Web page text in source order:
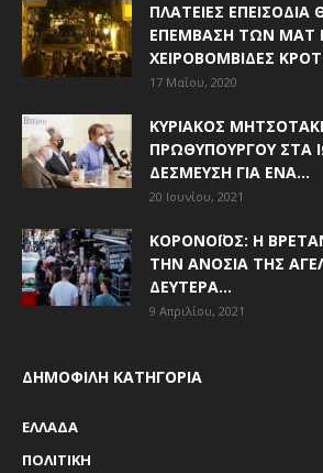
ΠΛΑΤΕΊΕΣ ΕΠΕΙΣΌΔΙΑ
ΕΠΈΜΒΑΣΗ ΤΩΝ ΜΑΤ
ΧΕΙΡΟΒΟΜΒΊΔΕΣ
17 Μαΐου, 2020
ΚΥΡΙΆΚΟΣ
ΠΡΩΘΥΠΟΥΡΓΟΎ ΣΤΑ
ΔΈΣΜΕΥΣΗ ΓΙΑ ΈΝΑ...
20 Ιουνίου, 2021
ΚΟΡΟΝΟΪΌΣ: Η
ΤΗΝ ΑΝΟΣΊΑ ΤΗΣ
ΔΕΥΤΈΡΑ...
9 Απριλίου, 2021
ΔΗΜΟΦΙΛΗ ΚΑΤΗΓΟΡΙΑ
ΕΛΛΑΔΑ
ΠΟΛΙΤΙΚΗ